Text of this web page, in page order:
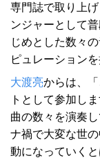
専門誌で取り上
ンジャーとして
じめとした数々
ピュレーションを
大渡亮からは、
トとして参加し
曲の数々を演奏
ナ禍で大変な世
動になっていく